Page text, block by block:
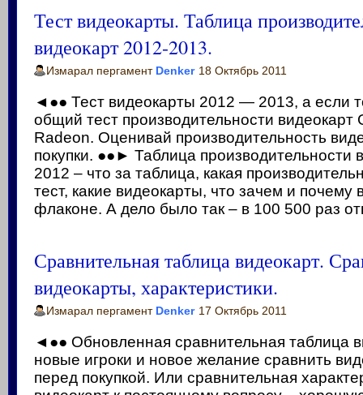
Тест видеокарты. Таблица
видеокарт 2012-2013.
Измарал пергамент Denker 18 Октябрь 2011
◄●● Тест видеокарты 2012 — 2013, а если
общий тест производительности видеокарт
Radeon. Оценивай производительность
покупки. ●●► Таблица производительности
2012 – что за таблица, какая
тест, какие видеокарты, что зачем и почему
флаконе. А дело было так – в 100 500 раз
Сравнительная таблица видеокарт.
видеокарты, характеристики.
Измарал пергамент Denker 17 Октябрь 2011
◄●● Обновленная сравнительная таблица
новые игроки и новое желание сравнить
перед покупкой. Или сравнительная